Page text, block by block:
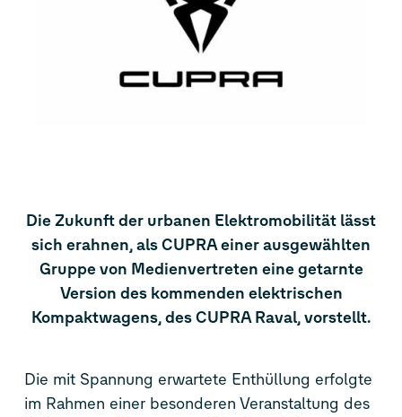
Die Zukunft der urbanen Elektromobilität lässt
sich erahnen, als CUPRA einer ausgewählten
Gruppe von Medienvertreten eine getarnte
Version des kommenden elektrischen
Kompaktwagens, des CUPRA Raval, vorstellt.
Die mit Spannung erwartete Enthüllung erfolgte
im Rahmen einer besonderen Veranstaltung des